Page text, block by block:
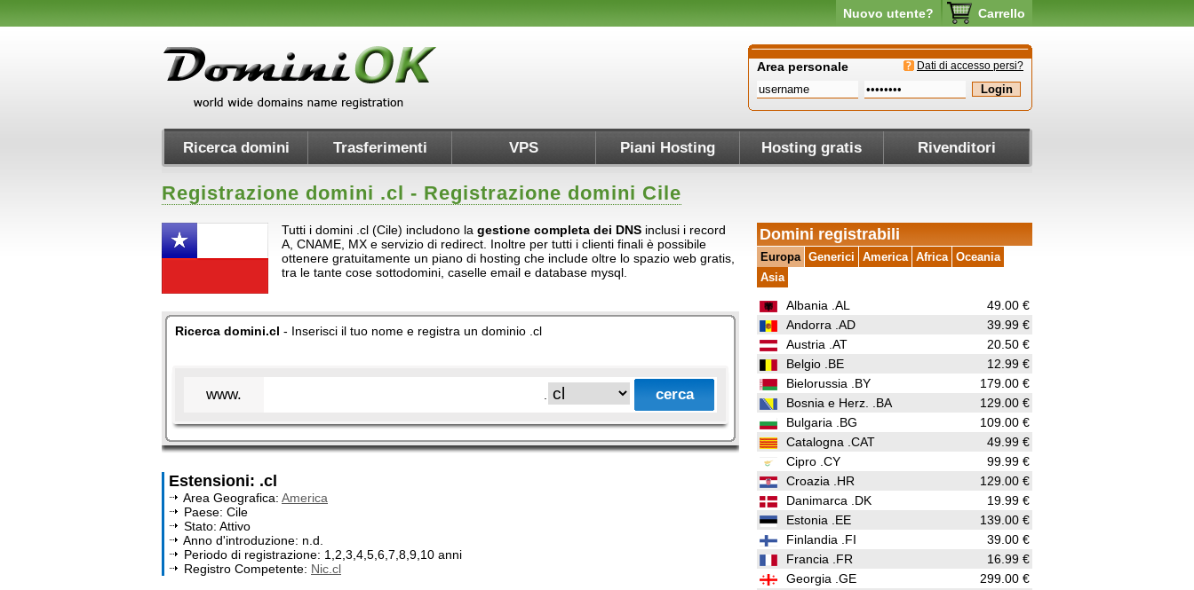
Nuovo utente? Carrello
Dati di accesso persi?
Area personale
Ricerca domini Trasferimenti VPS Piani Hosting Hosting gratis Rivenditori
Registrazione domini .cl - Registrazione domini Cile
Tutti i domini .cl (Cile) includono la gestione completa dei DNS inclusi i record
A, CNAME, MX e servizio di redirect. Inoltre per tutti i clienti finali è possibile
ottenere gratuitamente un piano di hosting che include oltre lo spazio web gratis,
tra le tante cose sottodomini, caselle email e database mysql.
Ricerca domini.cl - Inserisci il tuo nome e registra un dominio .cl
www.
Estensioni: .cl
Area Geografica: America
Paese: Cile
Stato: Attivo
Anno d'introduzione: n.d.
Periodo di registrazione: 1,2,3,4,5,6,7,8,9,10 anni
Registro Competente: Nic.cl
Domini registrabili
Europa Generici America Africa Oceania
Asia
Albania .AL
49.00 €
Andorra .AD
39.99 €
Austria .AT
20.50 €
Belgio .BE
12.99 €
Bielorussia .BY
179.00 €
Bosnia e Herz. .BA
129.00 €
Bulgaria .BG
109.00 €
Catalogna .CAT
49.99 €
Cipro .CY
99.99 €
Croazia .HR
129.00 €
Danimarca .DK
19.99 €
Estonia .EE
139.00 €
Finlandia .FI
39.00 €
Francia .FR
16.99 €
Georgia .GE
299.00 €